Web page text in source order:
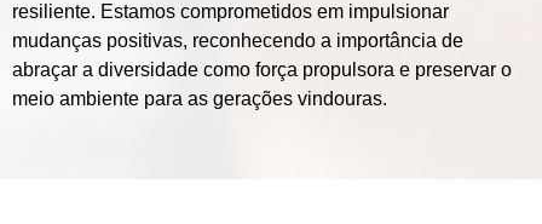
resiliente. Estamos comprometidos em impulsionar
mudanças positivas, reconhecendo a importância de
abraçar a diversidade como força propulsora e preservar o
meio ambiente para as gerações vindouras.